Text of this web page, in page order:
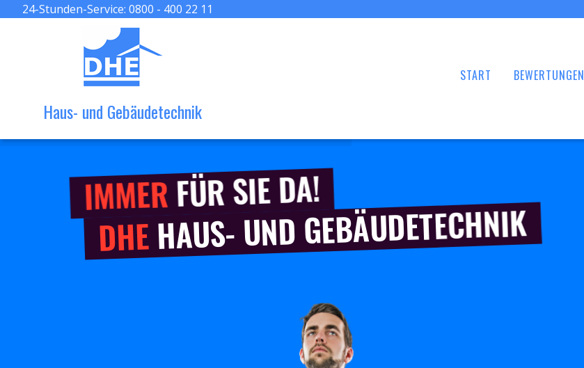
24-Stunden-Service: 0800 - 400 22 11
Haus- und Gebäudetechnik
START BEWERTUNGEN
IMMERFÜR SIE DA!
DHEHAUS- UND GEBÄUDETECHNIK